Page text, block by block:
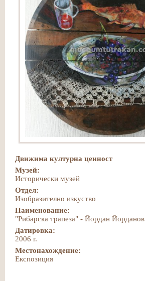
Движима културна ценност
Музей:
Исторически музей
Отдел:
Изобразително изкуство
Наименование:
"Рибарска трапеза" - Йордан Йорданов
Датировка:
2006 г.
Местонахождение:
Експозиция